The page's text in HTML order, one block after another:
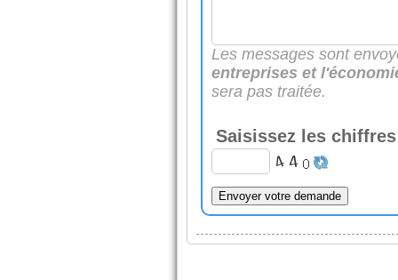
Les messages sont
entreprises et
sera pas traitée.
Saisissez les